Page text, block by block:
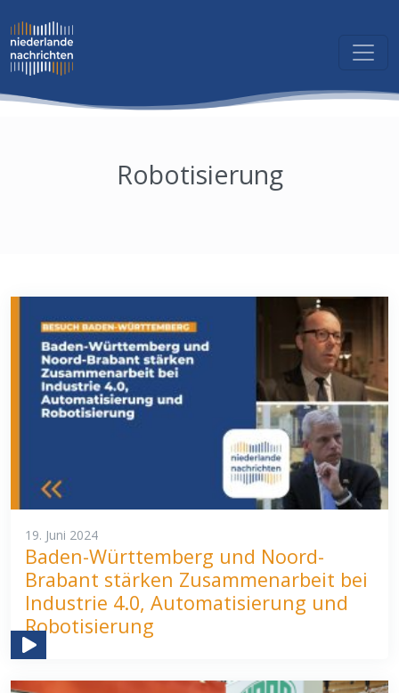
Robotisierung
19. Juni 2024
Baden-Württemberg und Noord-
Brabant stärken Zusammenarbeit bei
Industrie 4.0, Automatisierung und
Robotisierung